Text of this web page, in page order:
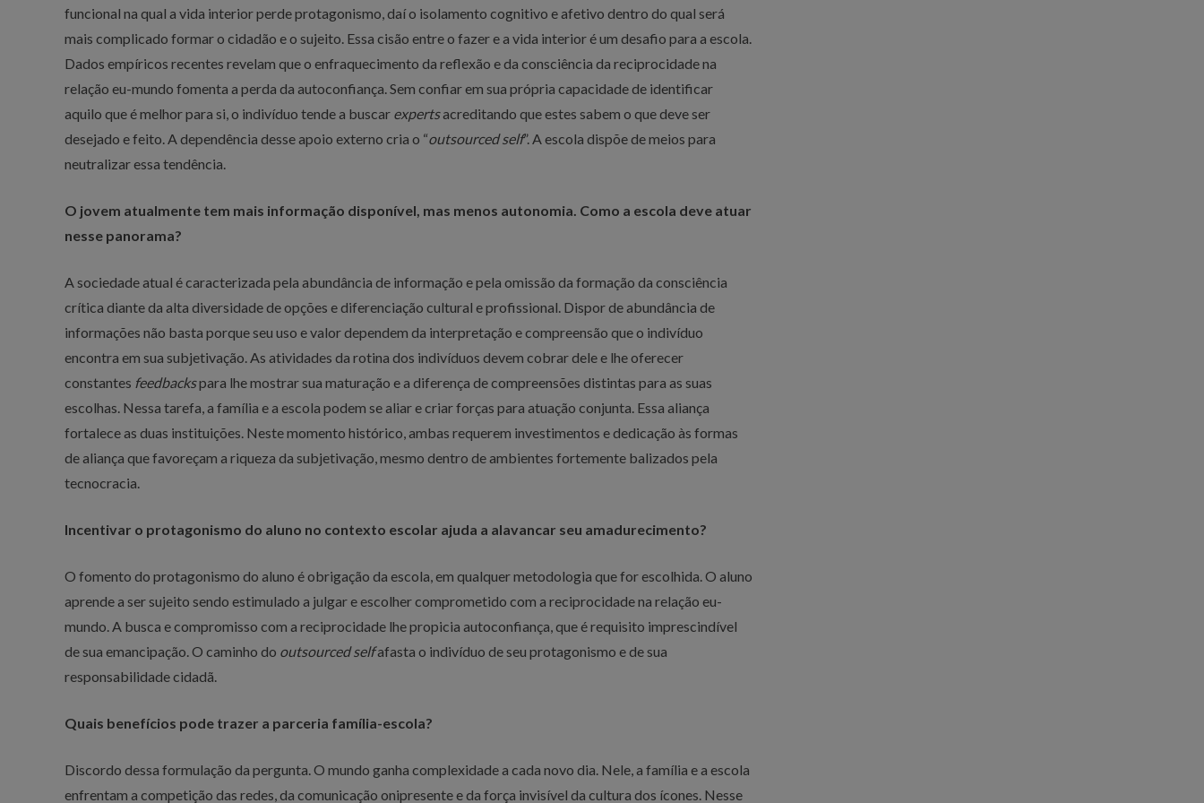
funcional na qual a vida interior perde protagonismo, daí o isolamento cognitivo e afetivo dentro do qual será
mais complicado formar o cidadão e o sujeito. Essa cisão entre o fazer e a vida interior é um desafio para a escola.
Dados empíricos recentes revelam que o enfraquecimento da reflexão e da consciência da reciprocidade na
relação eu-mundo fomenta a perda da autoconfiança. Sem confiar em sua própria capacidade de identificar
aquilo que é melhor para si, o indivíduo tende a buscar expertsacreditando que estes sabem o que deve ser
desejado e feito. A dependência desse apoio externo cria o “outsourced self”. A escola dispõe de meios para
neutralizar essa tendência.
O jovem atualmente tem mais informação disponível, mas menos autonomia. Como a escola deve atuar
nesse panorama?
A sociedade atual é caracterizada pela abundância de informação e pela omissão da formação da consciência
crítica diante da alta diversidade de opções e diferenciação cultural e profissional. Dispor de abundância de
informações não basta porque seu uso e valor dependem da interpretação e compreensão que o indivíduo
encontra em sua subjetivação. As atividades da rotina dos indivíduos devem cobrar dele e lhe oferecer
constantes feedbackspara lhe mostrar sua maturação e a diferença de compreensões distintas para as suas
escolhas. Nessa tarefa, a família e a escola podem se aliar e criar forças para atuação conjunta. Essa aliança
fortalece as duas instituições. Neste momento histórico, ambas requerem investimentos e dedicação às formas
de aliança que favoreçam a riqueza da subjetivação, mesmo dentro de ambientes fortemente balizados pela
tecnocracia.
Incentivar o protagonismo do aluno no contexto escolar ajuda a alavancar seu amadurecimento?
O fomento do protagonismo do aluno é obrigação da escola, em qualquer metodologia que for escolhida. O aluno
aprende a ser sujeito sendo estimulado a julgar e escolher comprometido com a reciprocidade na relação eu-
mundo. A busca e compromisso com a reciprocidade lhe propicia autoconfiança, que é requisito imprescindível
de sua emancipação. O caminho do outsourced selfafasta o indivíduo de seu protagonismo e de sua
responsabilidade cidadã.
Quais benefícios pode trazer a parceria família-escola?
Discordo dessa formulação da pergunta. O mundo ganha complexidade a cada novo dia. Nele, a família e a escola
enfrentam a competição das redes, da comunicação onipresente e da força invisível da cultura dos ícones. Nesse